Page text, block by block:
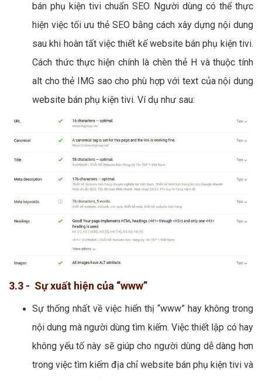
bán phụ kiện tivi chuẩn SEO. Người dùng có thể thực
hiện việc tối ưu thẻ SEO bằng cách xây dựng nội dung
sau khi hoàn tất việc thiết kế website bán phụ kiện tivi.
Cách thức thực hiện chính là chèn thẻ H và thuộc tính
alt cho thẻ IMG sao cho phù hợp với text của nội dung
website bán phụ kiện tivi. Ví dụ như sau:
3.3 - Sự xuất hiện của “www”
Sự thống nhất về việc hiển thị “www” hay không trong
nội dung mà người dùng tìm kiếm. Việc thiết lập có hay
không yếu tố này sẽ giúp cho người dùng dễ dàng hơn
trong việc tìm kiếm địa chỉ website bán phụ kiện tivi và